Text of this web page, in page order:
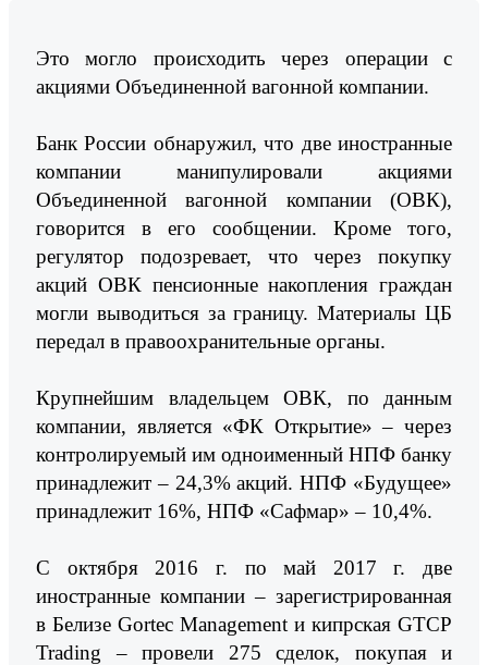
Это могло происходить через операции с
акциями Объединенной вагонной компании.
Банк России обнаружил, что две иностранные
компании манипулировали акциями
Объединенной вагонной компании (ОВК),
говорится в его сообщении. Кроме того,
регулятор подозревает, что через покупку
акций ОВК пенсионные накопления граждан
могли выводиться за границу. Материалы ЦБ
передал в правоохранительные органы.
Крупнейшим владельцем ОВК, по данным
компании, является «ФК Открытие» – через
контролируемый им одноименный НПФ банку
принадлежит – 24,3% акций. НПФ «Будущее»
принадлежит 16%, НПФ «Сафмар» – 10,4%.
С октября 2016 г. по май 2017 г. две
иностранные компании – зарегистрированная
в Белизе Gortec Management и кипрская GTCP
Trading – провели 275 сделок, покупая и